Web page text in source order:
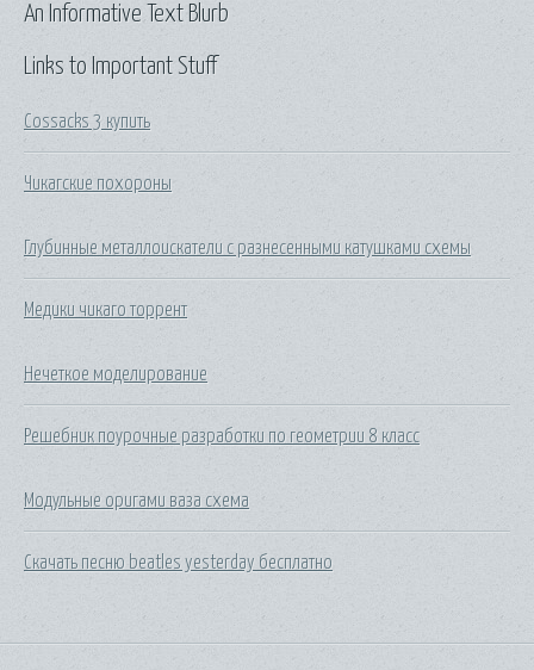
Links to Important Stuff
Cossacks 3 купить
Чикагские похороны
Глубинные металлоискатели с разнесенными катушками схемы
Медики чикаго торрент
Нечеткое моделирование
Решебник поурочные разработки по геометрии 8 класс
Модульные оригами ваза схема
Скачать песню beatles yesterday бесплатно
An Informative Text Blurb